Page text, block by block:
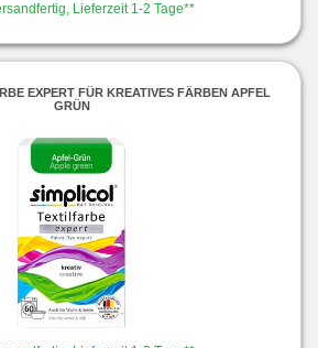
Lieferzeit 1-2 Tage**
EXPERT FÜR KREATIVES FÄRBEN APFEL
GRÜN